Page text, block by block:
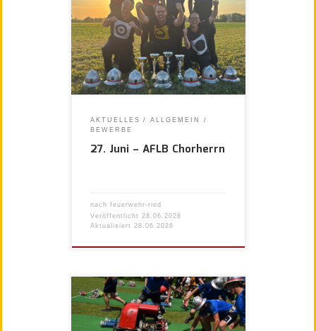
AKTUELLES
ALLGEMEIN
BEWERBE
27. Juni – AFLB Chorherrn
nach feuerwehr-ried
Veröffentlicht
28.06.2026
Aktualisiert 28.06.2026